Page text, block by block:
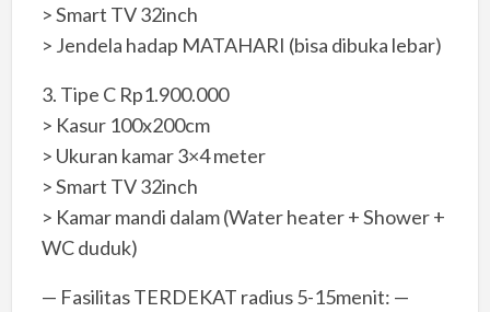
> Smart TV 32inch
> Jendela hadap MATAHARI (bisa dibuka lebar)
3. Tipe C Rp1.900.000
> Kasur 100x200cm
> Ukuran kamar 3×4 meter
> Smart TV 32inch
> Kamar mandi dalam (Water heater + Shower +
WC duduk)
— Fasilitas TERDEKAT radius 5-15menit: —